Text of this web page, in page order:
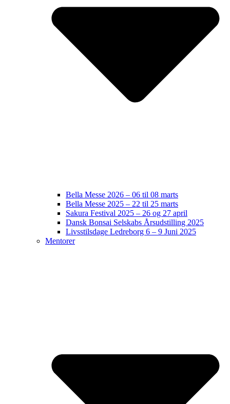
Bella Messe 2026 – 06 til 08 marts
Bella Messe 2025 – 22 til 25 marts
Sakura Festival 2025 – 26 og 27 april
Dansk Bonsai Selskabs Årsudstilling 2025
Livsstilsdage Ledreborg 6 – 9 Juni 2025
Mentorer